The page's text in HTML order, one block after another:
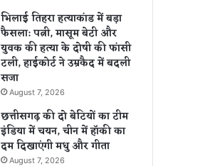
भिलाई तिहरा हत्याकांड में बड़ा
फैसला: पत्नी, मासूम बेटी और
युवक की हत्या के दोषी की फांसी
टली, हाईकोर्ट ने उम्रकैद में बदली
सजा
August 7, 2026
छत्तीसगढ़ की दो बेटियों का टीम
इंडिया में चयन, चीन में हॉकी का
दम दिखाएंगी मधु और गीता
August 7, 2026